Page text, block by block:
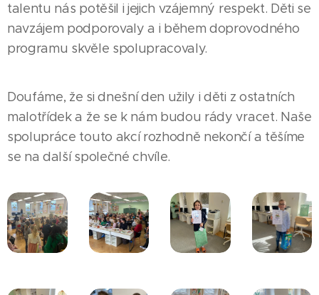
talentu nás potěšil i jejich vzájemný respekt. Děti se
navzájem podporovaly a i během doprovodného
programu skvěle spolupracovaly.
Doufáme, že si dnešní den užily i děti z ostatních
malotřídek a že se k nám budou rády vracet. Naše
spolupráce touto akcí rozhodně nekončí a těšíme
se na další společné chvíle.